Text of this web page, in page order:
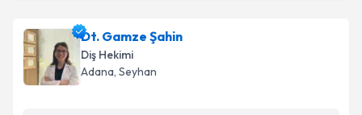
Takvim Talebini Gönder
Dt. Bilgehan Aslaniçin randevu takvimi talebi
oluşturun. Size bu uzmandan randevu almanız için bir
takvim hazırlandığında e-posta ile bilgilendireceğiz.
Dt. Gamze Şahin
Diş Hekimi
Adana, Seyhan